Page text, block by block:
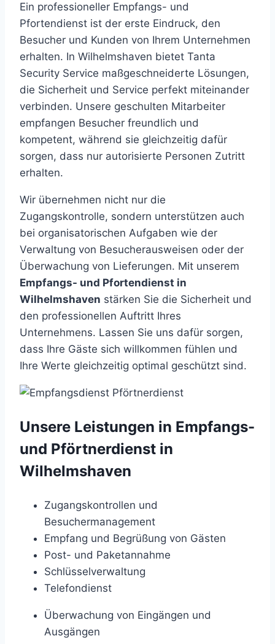
Ein professioneller Empfangs- und
Pfortendienst ist der erste Eindruck, den
Besucher und Kunden von Ihrem Unternehmen
erhalten. In Wilhelmshaven bietet Tanta
Security Service maßgeschneiderte Lösungen,
die Sicherheit und Service perfekt miteinander
verbinden. Unsere geschulten Mitarbeiter
empfangen Besucher freundlich und
kompetent, während sie gleichzeitig dafür
sorgen, dass nur autorisierte Personen Zutritt
erhalten.
Wir übernehmen nicht nur die
Zugangskontrolle, sondern unterstützen auch
bei organisatorischen Aufgaben wie der
Verwaltung von Besucherausweisen oder der
Überwachung von Lieferungen. Mit unserem
Empfangs- und Pfortendienst in
Wilhelmshaven stärken Sie die Sicherheit und
den professionellen Auftritt Ihres
Unternehmens. Lassen Sie uns dafür sorgen,
dass Ihre Gäste sich willkommen fühlen und
Ihre Werte gleichzeitig optimal geschützt sind.
Unsere Leistungen in Empfangs-
und Pförtnerdienst in
Wilhelmshaven
Zugangskontrollen und
Besuchermanagement
Empfang und Begrüßung von Gästen
Post- und Paketannahme
Schlüsselverwaltung
Telefondienst
Überwachung von Eingängen und
Ausgängen